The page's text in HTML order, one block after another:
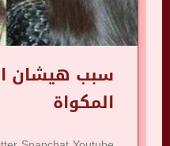
سبب هيشان
المكواة